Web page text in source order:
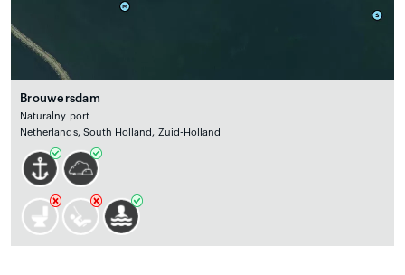
Brouwersdam
Naturalny port
Netherlands, South Holland, Zuid-Holland